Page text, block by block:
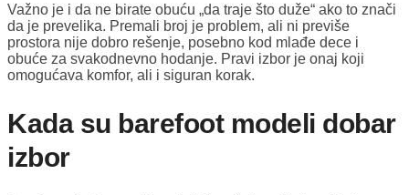
Važno je i da ne birate obuću „da traje što duže“ ako to znači
da je prevelika. Premali broj je problem, ali ni previše
prostora nije dobro rešenje, posebno kod mlađe dece i
obuće za svakodnevno hodanje. Pravi izbor je onaj koji
omogućava komfor, ali i siguran korak.
Kada su barefoot modeli dobar
izbor